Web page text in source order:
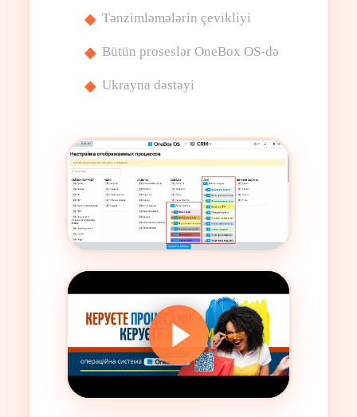
Tənzimləmələrin çevikliyi
Bütün proseslər OneBox OS-də
Ukrayna dəstəyi